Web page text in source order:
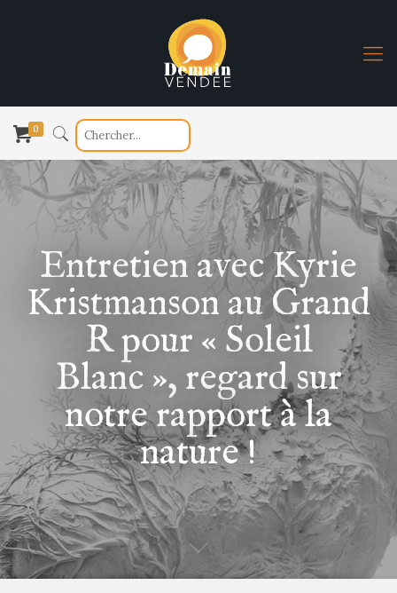
0
Entretien avec Kyrie
Kristmanson au Grand
R pour « Soleil
Blanc », regard sur
notre rapport à la
nature !